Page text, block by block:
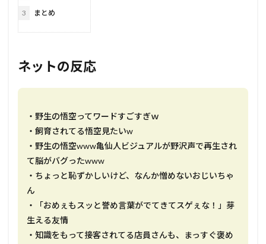
3 まとめ
ネットの反応
・野生の悟空ってワードすごすぎｗ
・飼育されてる悟空見たいw
・野生の悟空www亀仙人ビジュアルが野沢声で再生され
て脳がバグったwww
・ちょっと恥ずかしいけど、なんか憎めないおじいちゃ
ん
・「おめぇもスッと誉め言葉がでてきてスゲぇな！」芽
生える友情
・知識をもって接客されてる店員さんも、まっすぐ褒め